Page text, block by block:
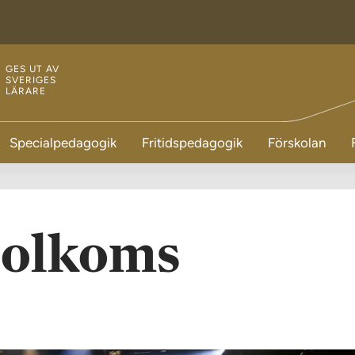
GES UT AV
SVERIGES
LÄRARE
Specialpedagogik Fritidspedagogik Förskolan